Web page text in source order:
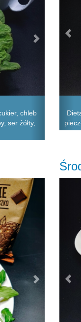
chleb
ser żółty,